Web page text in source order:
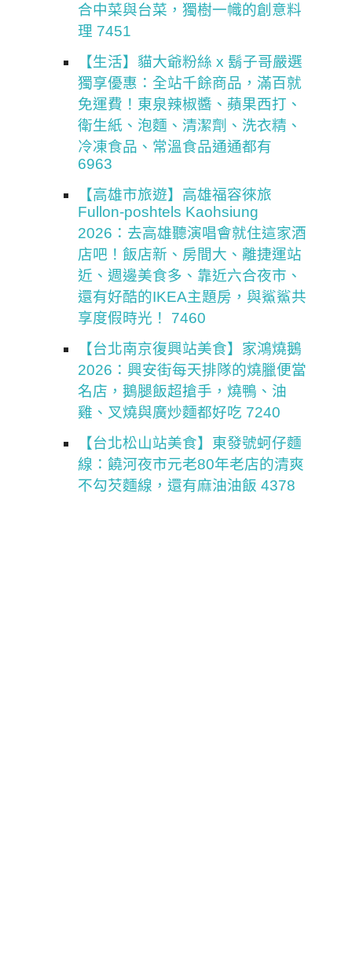
合中菜與台菜，獨樹一幟的創意料
理 7451
【生活】貓大爺粉絲 x 鬍子哥嚴選
獨享優惠：全站千餘商品，滿百就
免運費！東泉辣椒醬、蘋果西打、
衛生紙、泡麵、清潔劑、洗衣精、
冷凍食品、常溫食品通通都有
6963
【高雄市旅遊】高雄福容徠旅
Fullon-poshtels Kaohsiung
2026：去高雄聽演唱會就住這家酒
店吧！飯店新、房間大、離捷運站
近、週邊美食多、靠近六合夜市、
還有好酷的IKEA主題房，與鯊鯊共
享度假時光！ 7460
【台北南京復興站美食】家鴻燒鵝
2026：興安街每天排隊的燒臘便當
名店，鵝腿飯超搶手，燒鴨、油
雞、叉燒與廣炒麵都好吃 7240
【台北松山站美食】東發號蚵仔麵
線：饒河夜市元老80年老店的清爽
不勾芡麵線，還有麻油油飯 4378